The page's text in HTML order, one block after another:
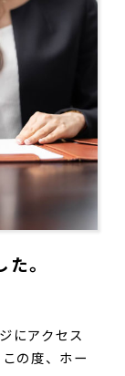
。
にアクセス
の度、ホー